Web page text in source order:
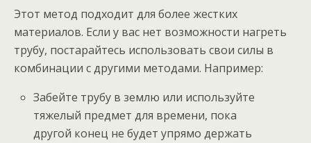
Этот метод подходит для более жестких
материалов. Если у вас нет возможности нагреть
трубу, постарайтесь использовать свои силы в
комбинации с другими методами. Например:
Забейте трубу в землю или используйте
тяжелый предмет для времени, пока
другой конец не будет упрямо держать